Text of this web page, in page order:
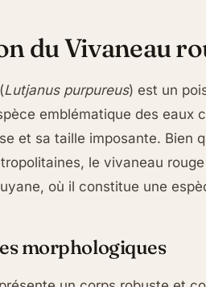
du Vivaneau
(Lutjanus purpureus) est un
emblématique des eaux
et sa taille imposante. Bien
le vivaneau
où il constitue une
morphologiques